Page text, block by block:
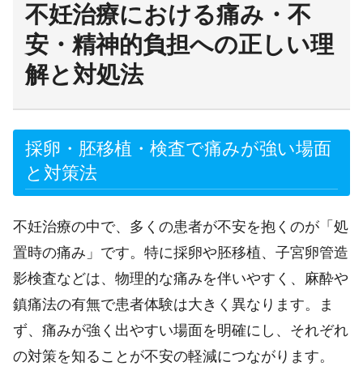
不妊治療における痛み・不
安・精神的負担への正しい理
解と対処法
採卵・胚移植・検査で痛みが強い場面
と対策法
不妊治療の中で、多くの患者が不安を抱くのが「処
置時の痛み」です。特に採卵や胚移植、子宮卵管造
影検査などは、物理的な痛みを伴いやすく、麻酔や
鎮痛法の有無で患者体験は大きく異なります。ま
ず、痛みが強く出やすい場面を明確にし、それぞれ
の対策を知ることが不安の軽減につながります。